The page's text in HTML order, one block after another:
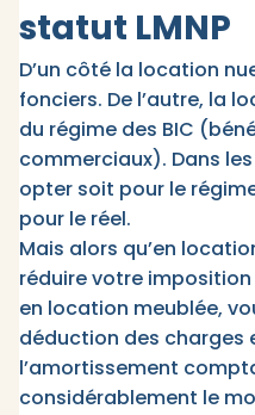
statut LMNP
D’un côté la location
fonciers. De l’autre, la
du régime des BIC
commerciaux). Dans
opter soit pour le
pour le réel.
Mais alors qu’en
réduire votre
en location meublée,
déduction des charges
l’amortissement
considérablement le